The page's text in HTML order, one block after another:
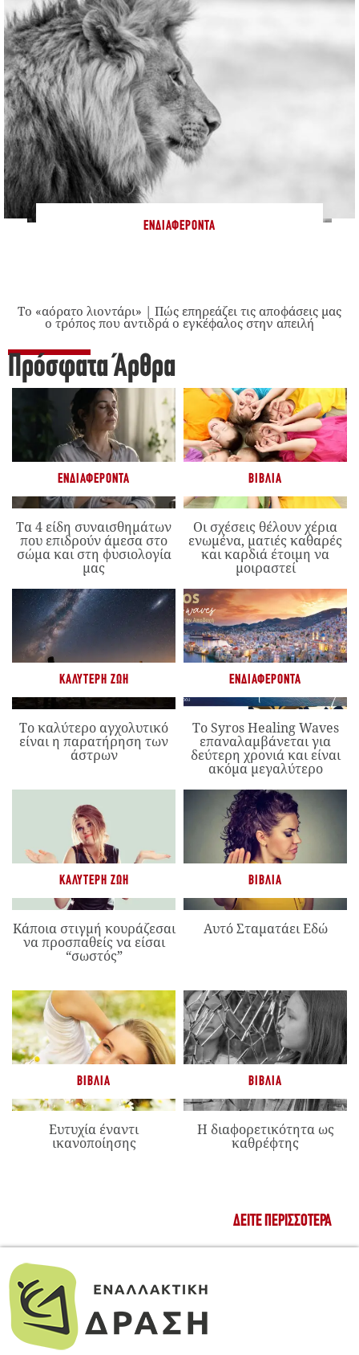
ΕΝΔΙΑΦΈΡΟΝΤΑ
Το «αόρατο λιοντάρι» | Πώς επηρεάζει τις αποφάσεις μας
ο τρόπος που αντιδρά ο εγκέφαλος στην απειλή
Πρόσφατα Άρθρα
ΕΝΔΙΑΦΈΡΟΝΤΑ
Τα 4 είδη συναισθημάτων
που επιδρούν άμεσα στο
σώμα και στη φυσιολογία
μας
ΒΙΒΛΊΑ
Οι σχέσεις θέλουν χέρια
ενωμένα, ματιές καθαρές
και καρδιά έτοιμη να
μοιραστεί
ΚΑΛΎΤΕΡΗ ΖΩΉ
Το καλύτερο αγχολυτικό
είναι η παρατήρηση των
άστρων
ΕΝΔΙΑΦΈΡΟΝΤΑ
Το Syros Healing Waves
επαναλαμβάνεται για
δεύτερη χρονιά και είναι
ακόμα μεγαλύτερο
ΚΑΛΎΤΕΡΗ ΖΩΉ
Κάποια στιγμή κουράζεσαι
να προσπαθείς να είσαι
“σωστός”
ΒΙΒΛΊΑ
Αυτό Σταματάει Εδώ
ΒΙΒΛΊΑ
Ευτυχία έναντι
ικανοποίησης
ΒΙΒΛΊΑ
Η διαφορετικότητα ως
καθρέφτης
ΔΕΊΤΕ ΠΕΡΙΣΣΌΤΕΡΑ